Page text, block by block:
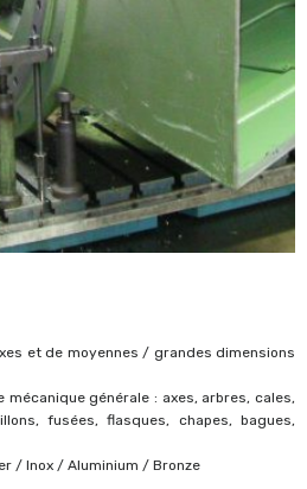
et de moyennes / grandes dimensions
mécanique générale : axes, arbres, cales,
fusées, flasques, chapes, bagues,
/ Inox / Aluminium / Bronze